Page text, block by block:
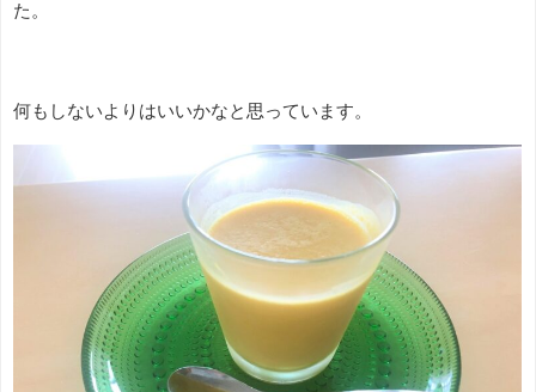
た。
何もしないよりはいいかなと思っています。